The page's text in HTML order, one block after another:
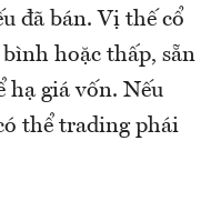
đã bán. Vị thế cổ
hoặc thấp, sẵn
hạ giá vốn. Nếu
thể trading phái